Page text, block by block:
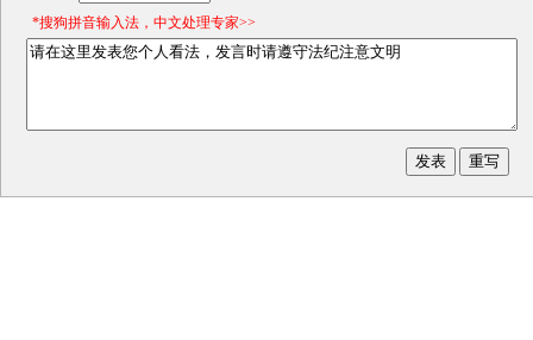
*搜狗拼音输入法，中文处理专家>>